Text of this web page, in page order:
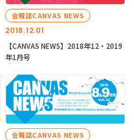
2018.12.01
会報誌CANVAS NEWS
【CANVAS NEWS】2018年12・2019
年1月号
会報誌CANVAS NEWS